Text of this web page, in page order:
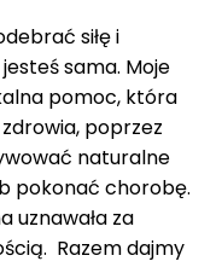
siłę i
sama. Moje
pomoc, która
poprzez
naturalne
pokonać chorobę.
uznawała za
Razem dajmy